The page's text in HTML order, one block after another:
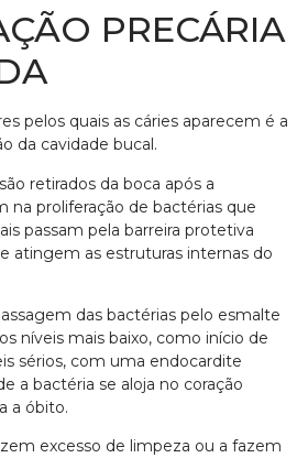
PRECÁRIA
pelos quais as cáries aparecem é a
da cavidade bucal.
retirados da boca após a
na proliferação de bactérias que
passam pela barreira protetiva
atingem as estruturas internas do
das bactérias pelo esmalte
níveis mais baixo, como início de
sérios, com uma endocardite
a bactéria se aloja no coração
a óbito.
excesso de limpeza ou a fazem